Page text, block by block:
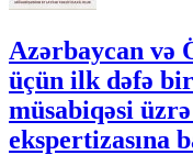
Azərbaycan və
üçün ilk dəfə
müsabiqəsi
ekspertizasına